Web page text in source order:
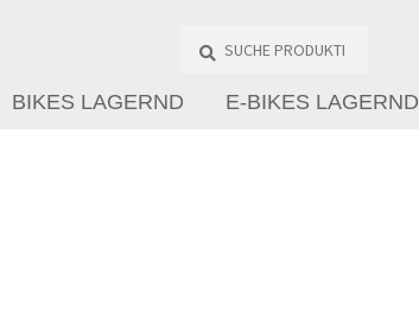
Produkte
BIKES LAGERND E-BIKES LAGERND